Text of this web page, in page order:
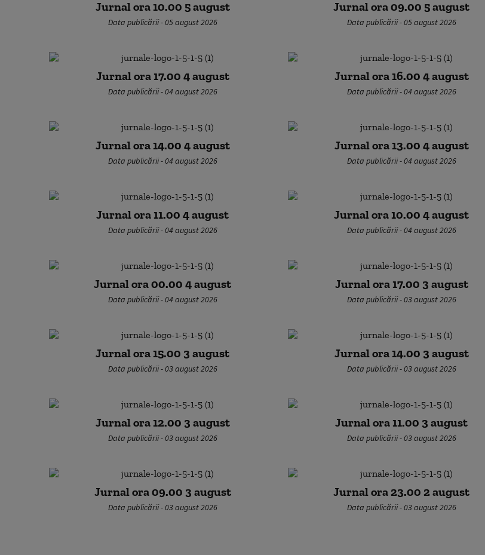
Jurnal ora 10.00 5 august
Data publicării - 05 august 2026
Jurnal ora 09.00 5 august
Data publicării - 05 august 2026
Jurnal ora 17.00 4 august
Data publicării - 04 august 2026
Jurnal ora 16.00 4 august
Data publicării - 04 august 2026
Jurnal ora 14.00 4 august
Data publicării - 04 august 2026
Jurnal ora 13.00 4 august
Data publicării - 04 august 2026
Jurnal ora 11.00 4 august
Data publicării - 04 august 2026
Jurnal ora 10.00 4 august
Data publicării - 04 august 2026
Jurnal ora 00.00 4 august
Data publicării - 04 august 2026
Jurnal ora 17.00 3 august
Data publicării - 03 august 2026
Jurnal ora 15.00 3 august
Data publicării - 03 august 2026
Jurnal ora 14.00 3 august
Data publicării - 03 august 2026
Jurnal ora 12.00 3 august
Data publicării - 03 august 2026
Jurnal ora 11.00 3 august
Data publicării - 03 august 2026
Jurnal ora 09.00 3 august
Data publicării - 03 august 2026
Jurnal ora 23.00 2 august
Data publicării - 03 august 2026